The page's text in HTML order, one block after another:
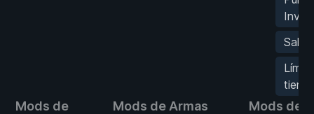
Mods de
Mods de Armas
Mods de